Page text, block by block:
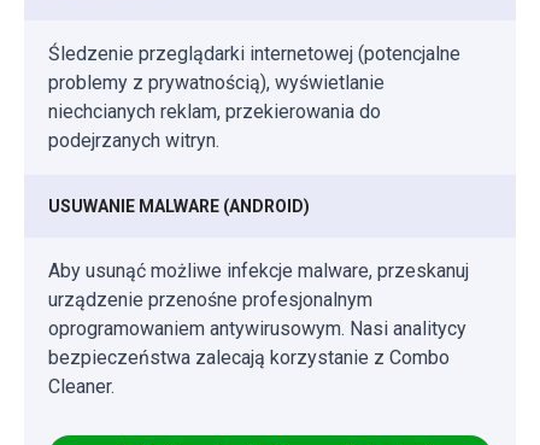
Śledzenie przeglądarki internetowej (potencjalne
problemy z prywatnością), wyświetlanie
niechcianych reklam, przekierowania do
podejrzanych witryn.
USUWANIE MALWARE (ANDROID)
Aby usunąć możliwe infekcje malware, przeskanuj
urządzenie przenośne profesjonalnym
oprogramowaniem antywirusowym. Nasi analitycy
bezpieczeństwa zalecają korzystanie z Combo
Cleaner.